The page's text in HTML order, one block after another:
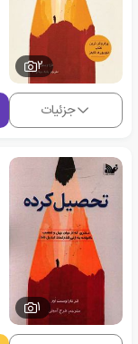
2
جزئیات
1